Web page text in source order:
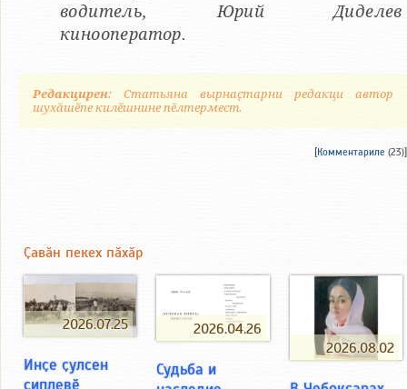
водитель, Юрий Диделев
кинооператор.
Редакцирен: Статьяна вырнаҫтарни редакци автор
шухӑшӗпе килӗшнине пӗлтермест.
[Комментариле (23)]
Ҫавӑн пекех пӑхӑр
2026.07.25
Инҫе ҫулсен
сиплевӗ
2026.04.26
Судьба и
2026.08.02